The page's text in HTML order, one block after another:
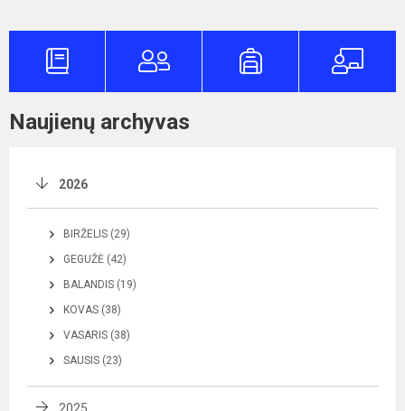
Naujienų archyvas
2026
BIRŽELIS (29)
GEGUŽĖ (42)
BALANDIS (19)
KOVAS (38)
VASARIS (38)
SAUSIS (23)
2025